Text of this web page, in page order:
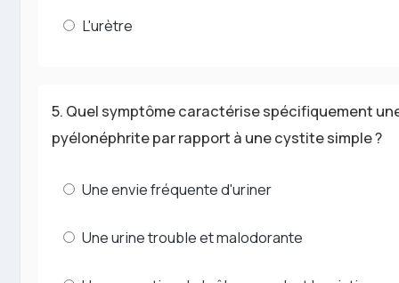
L'urètre
5. Quel symptôme caractérise spécifiquement
pyélonéphrite par rapport à une cystite simple ?
Une envie fréquente d'uriner
Une urine trouble et malodorante